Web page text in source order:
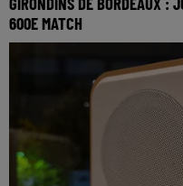
600E MATCH